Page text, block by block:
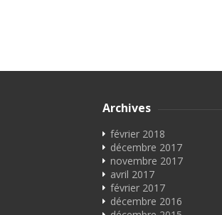
Archives
février 2018
décembre 2017
novembre 2017
avril 2017
février 2017
décembre 2016